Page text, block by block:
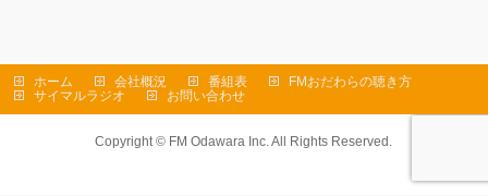
ホーム 会社概況 番組表
FMおだわらの聴き方
サイマルラジオ
お問い合わせ
Copyright © FM Odawara Inc. All Rights Reserved.